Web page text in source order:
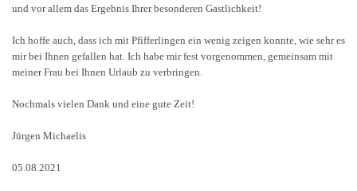
und vor allem das Ergebnis Ihrer besonderen Gastlichkeit!
Ich hoffe auch, dass ich mit Pfifferlingen ein wenig zeigen konnte, wie sehr es
mir bei Ihnen gefallen hat. Ich habe mir fest vorgenommen, gemeinsam mit
meiner Frau bei Ihnen Urlaub zu verbringen.
Nochmals vielen Dank und eine gute Zeit!
Jürgen Michaelis
05.08.2021